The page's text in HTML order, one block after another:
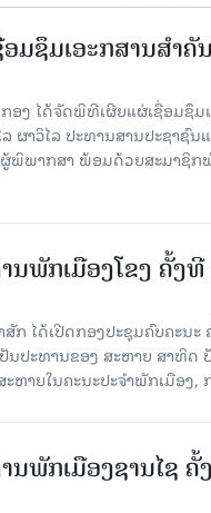
ມຊຶມເອະກສານສໍາ
ອງ ໄດ້ຈັດພິທີເຜີຍແຜ່ເຊື່ອມຊຶ
ຜາວິໄລ ປະທານສານປະຊາຊົ
ຜູ້ພິພາກສາ ພ້ອມດ້ວຍສະມາຊິ
ນພັກເມືອງໂຂງ ຄັ້ງ
ສັກ ໄດ້ເປີດກອງປະຊຸມຄົບຄະນ
ນປະທານຂອງ ສະຫາຍ ສາທິ
ຫາຍໃນຄະນະປະຈຳພັກເມືອງ,
ພັກເມືອງຊານ​ໄຊ